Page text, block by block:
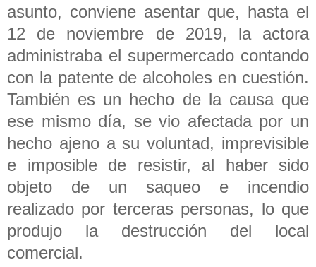
asunto, conviene asentar que, hasta el
12 de noviembre de 2019, la actora
administraba el supermercado contando
con la patente de alcoholes en cuestión.
También es un hecho de la causa que
ese mismo día, se vio afectada por un
hecho ajeno a su voluntad, imprevisible
e imposible de resistir, al haber sido
objeto de un saqueo e incendio
realizado por terceras personas, lo que
produjo la destrucción del local
comercial.